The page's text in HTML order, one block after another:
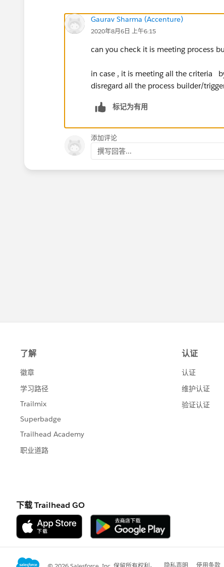
Gaurav Sharma (Accenture)
2020年8月6日 上午6:15
can you check it is meeting process
in case , it is meeting all the criteria
disregard all the process builder/
标记为有用
添加评论
撰写回答...